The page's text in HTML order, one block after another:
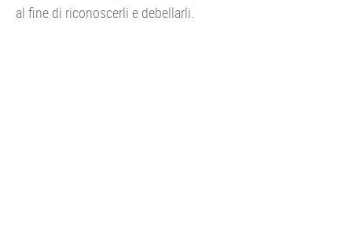
al fine di riconoscerli e debellarli.